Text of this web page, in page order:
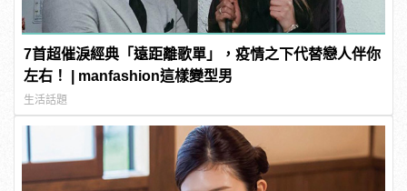
7首超催淚經典「遠距離歌單」，疫情之下代替戀人伴你
左右！ | manfashion這樣變型男
生活話題